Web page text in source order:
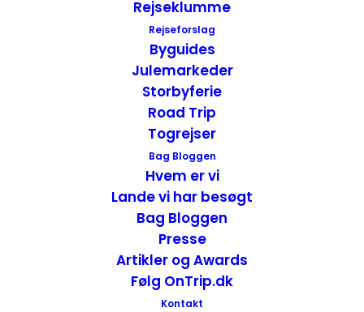
Rejseklumme
Rejseforslag
Byguides
Julemarkeder
Storbyferie
Road Trip
Togrejser
Bag Bloggen
Hvem er vi
Lande vi har besøgt
Bag Bloggen
Presse
Artikler og Awards
Følg OnTrip.dk
Kontakt
12 postkort fra Namibia – Afrika
Namibia